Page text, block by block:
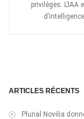
privilèges.
ARTICLES RÉCENTS
Plurial Novilia